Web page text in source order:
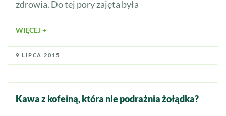
zdrowia. Do tej pory zajęta była
WIĘCEJ +
9 LIPCA 2015
Kawa z kofeiną, która nie podrażnia żołądka?